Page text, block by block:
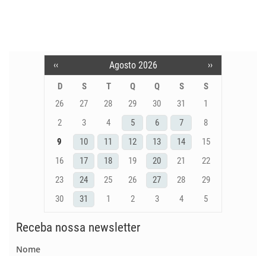
Pagination
‹‹ Agosto 2026
››
D
S T Q Q S
S
26
27 28 29 30 31
1
2
3 4 5 6 7
8
9
10 11 12 13 14
15
16
17 18 19 20 21
22
23
24 25 26 27 28
29
30
31 1 2 3 4 5
Receba nossa newsletter
Nome